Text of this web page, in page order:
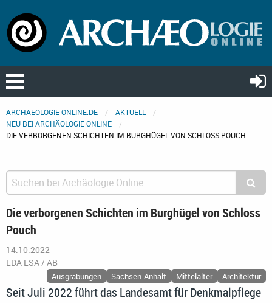
ARCHAEOLOGIE-ONLINE.DE
AKTUELL
NEU BEI ARCHÄOLOGIE ONLINE
DIE VERBORGENEN SCHICHTEN IM BURGHÜGEL VON SCHLOSS POUCH
Die verborgenen Schichten im Burghügel von Schloss
Pouch
14.10.2022
LDA LSA / AB
Ausgrabungen Sachsen-Anhalt Mittelalter Architektur
Seit Juli 2022 führt das Landesamt für Denkmalpflege